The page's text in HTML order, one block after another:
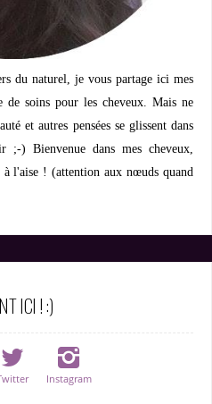
du naturel, je vous partage ici mes
de soins pour les cheveux. Mais ne
et autres pensées se glissent dans
) Bienvenue dans mes cheveux,
à l'aise ! (attention aux nœuds quand
ICI ! :)
Instagram